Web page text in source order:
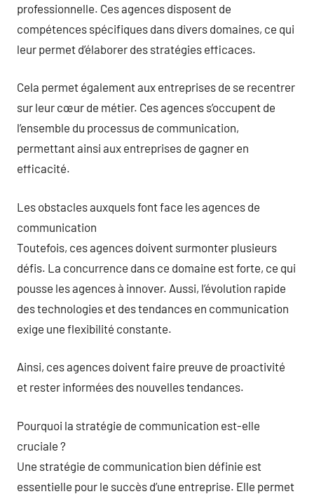
professionnelle. Ces agences disposent de
compétences spécifiques dans divers domaines, ce qui
leur permet d’élaborer des stratégies efficaces.
Cela permet également aux entreprises de se recentrer
sur leur cœur de métier. Ces agences s’occupent de
l’ensemble du processus de communication,
permettant ainsi aux entreprises de gagner en
efficacité.
Les obstacles auxquels font face les agences de
communication
Toutefois, ces agences doivent surmonter plusieurs
défis. La concurrence dans ce domaine est forte, ce qui
pousse les agences à innover. Aussi, l’évolution rapide
des technologies et des tendances en communication
exige une flexibilité constante.
Ainsi, ces agences doivent faire preuve de proactivité
et rester informées des nouvelles tendances.
Pourquoi la stratégie de communication est-elle
cruciale ?
Une stratégie de communication bien définie est
essentielle pour le succès d’une entreprise. Elle permet